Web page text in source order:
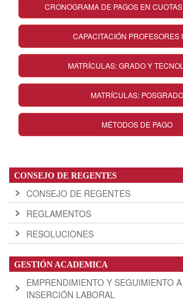
CRONOGRAMA DE PAGOS EN
CAPACITACIÓN PROFESORES
MATRÍCULAS: GRADO Y
MATRÍCULAS: POSGRADO
MÉTODOS DE PAGO
CONSEJO DE REGENTES
CONSEJO DE REGENTES
REGLAMENTOS
RESOLUCIONES
GESTIÓN ACADEMICA
EMPRENDIMIENTO Y SEGUIMIENTO
INSERCIÓN LABORAL